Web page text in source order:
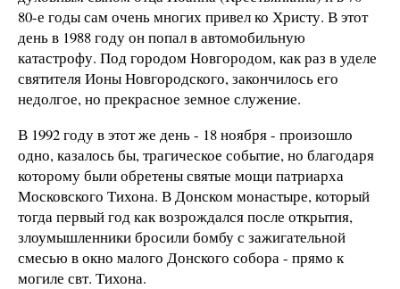
80-е годы сам очень многих привел ко Христу. В этот
день в 1988 году он попал в автомобильную
катастрофу. Под городом Новгородом, как раз в уделе
святителя Ионы Новгородского, закончилось его
недолгое, но прекрасное земное служение.
В 1992 году в этот же день - 18 ноября - произошло
одно, казалось бы, трагическое событие, но благодаря
которому были обретены святые мощи патриарха
Московского Тихона. В Донском монастыре, который
тогда первый год как возрождался после открытия,
злоумышленники бросили бомбу с зажигательной
смесью в окно малого Донского собора - прямо к
могиле свт. Тихона.